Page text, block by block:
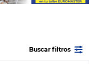
Buscar filtros